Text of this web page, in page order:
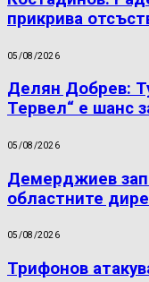
прикрива
05/08/2026
Делян Добрев:
Тервел“ е шанс
05/08/2026
Демерджиев
областните
05/08/2026
Трифонов